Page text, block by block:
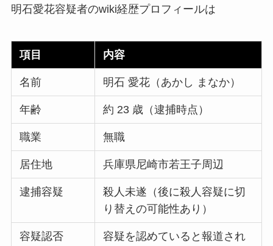
明石愛花容疑者のwiki経歴プロフィールは
項目 内容
名前 明石 愛花（あかし まなか）
年齢 約 23 歳（逮捕時点）
職業 無職
居住地 兵庫県尼崎市若王子周辺
逮捕容疑
殺人未遂（後に殺人容疑に切
り替えの可能性あり）
容疑認否
容疑を認めていると報道され